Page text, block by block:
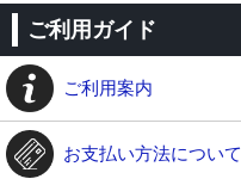
ご利用ガイド
ご利用案内
お支払い方法について